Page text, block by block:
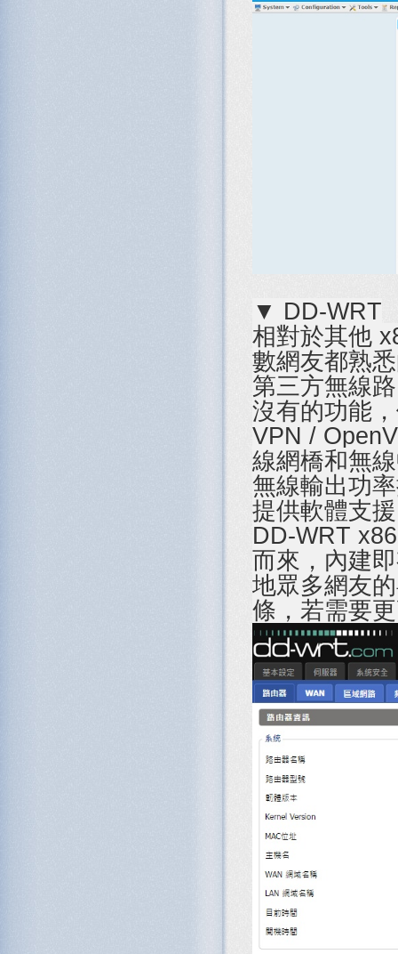
▼ DD-WRT
相對於其他
數網友都熟
第三方無線
沒有的功能
VPN /
線網橋和無
無線輸出功
提供軟體支
DD-WRT
而來，內建
地眾多網友
條，若需要